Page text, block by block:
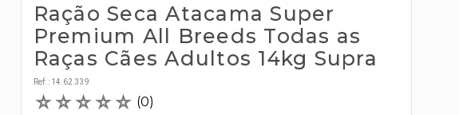
Ração Seca Atacama Super
Premium All Breeds Todas as
Raças Cães Adultos 14kg Supra
Ref: : 14.62.339
☆☆☆☆☆ (0)